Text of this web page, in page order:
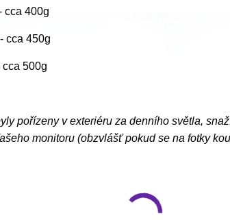
cca 400g
cca 450g
cca 500g
pořízeny v exteriéru za denního světla,
monitoru (obzvlášť pokud se na fotky